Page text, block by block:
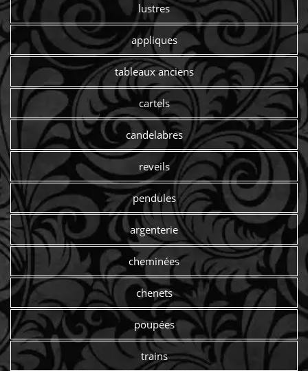
lustres
appliques
tableaux anciens
cartels
candelabres
reveils
pendules
argenterie
cheminées
chenets
poupées
trains